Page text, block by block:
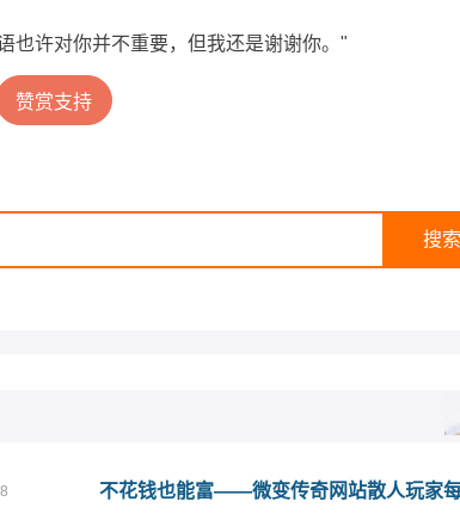
也许对你并不重要，但我还是谢谢你。"
赞赏支持